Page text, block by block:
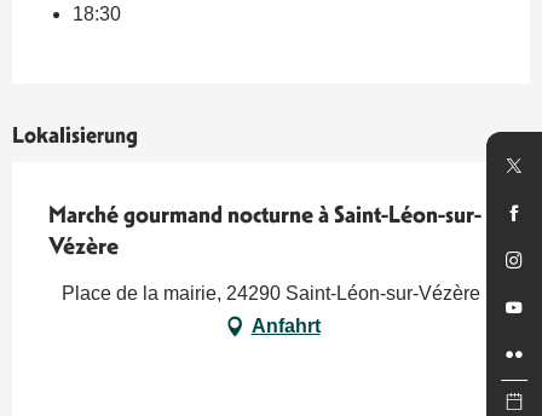
18:30
Lokalisierung
Marché gourmand nocturne à Saint-Léon-sur-
Vézère
Place de la mairie, 24290 Saint-Léon-sur-Vézère
Anfahrt